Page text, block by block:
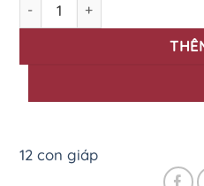
12 con giáp